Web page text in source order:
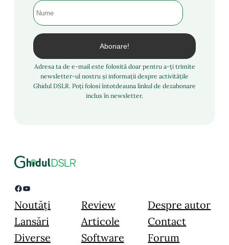
Adresa ta de e-mail este folosită doar pentru a-ți trimite
newsletter-ul nostru și informații despre activitățile
Ghidul DSLR. Poți folosi întotdeauna linkul de dezabonare
inclus în newsletter.
Facebook YouTube
Noutăți
Lansări
Diverse
Review
Articole
Software
Despre autor
Contact
Forum